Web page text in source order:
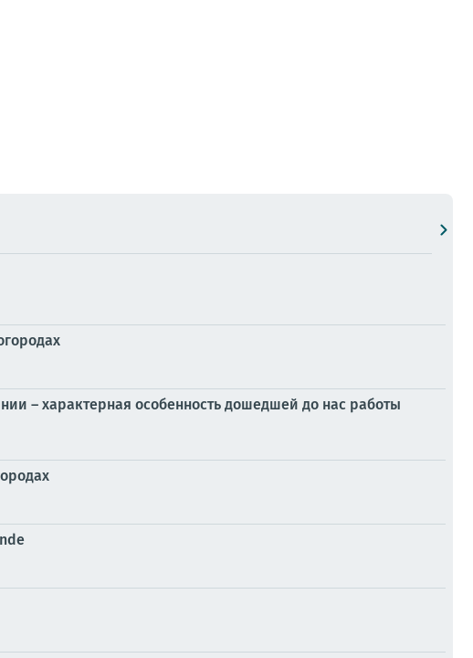
– характерная особенность дошедшей до нас работы